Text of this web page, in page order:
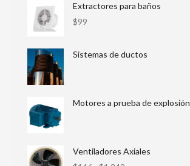
Extractores para baños
$99
Sistemas de ductos
Motores a prueba de explosión
Ventiladores Axiales